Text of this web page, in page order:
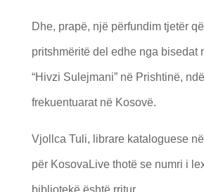
Dhe, prapë, një përfundim tjetër
pritshmëritë del edhe nga bisedat
“Hivzi Sulejmani” në Prishtinë,
frekuentuarat në Kosovë.
Vjollca Tuli, librare kataloguese
për KosovaLive thotë se numri i